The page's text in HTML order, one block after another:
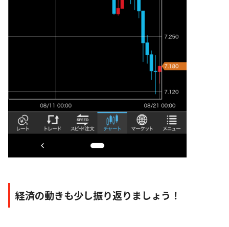
経済の動きも少し振り返りましょう！